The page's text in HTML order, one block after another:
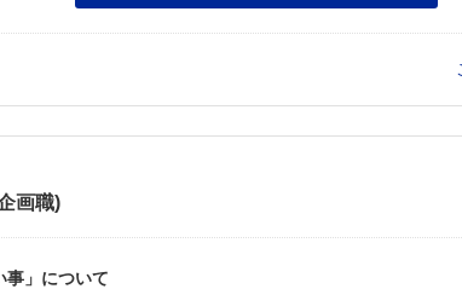
画職)
事」について